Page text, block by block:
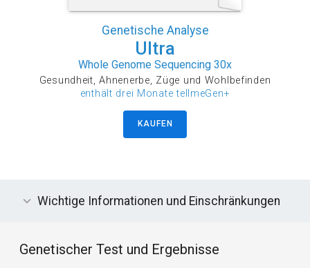
Genetische Analyse
Ultra
Whole Genome Sequencing 30x
Gesundheit, Ahnenerbe, Züge und Wohlbefinden
enthält drei Monate tellmeGen+
KAUFEN
Wichtige Informationen und Einschränkungen
Genetischer Test und Ergebnisse